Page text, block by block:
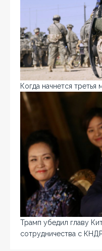
Когда начнется третья
Трамп убедил главу
сотрудничества с